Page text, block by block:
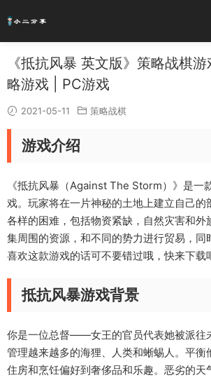
《抵抗风暴 英文版》策略战棋
略游戏 | PC游戏
2021-05-11 策略战棋
游戏介绍
《抵抗风暴（Against The Storm）》是一
戏。玩家将在一片神秘的土地上建立自己的
各样的困难，包括物资紧缺，自然灾害和外
集周围的资源，和不同的势力进行贸易，同
喜欢这款游戏的话可不要错过哦，快来下载
抵抗风暴游戏背景
你是一位总督——女王的官员代表她被派往
管理越来越多的海狸、人类和蜥蜴人。平衡
住房和烹饪偏好到奢侈品和乐趣。恶劣的天